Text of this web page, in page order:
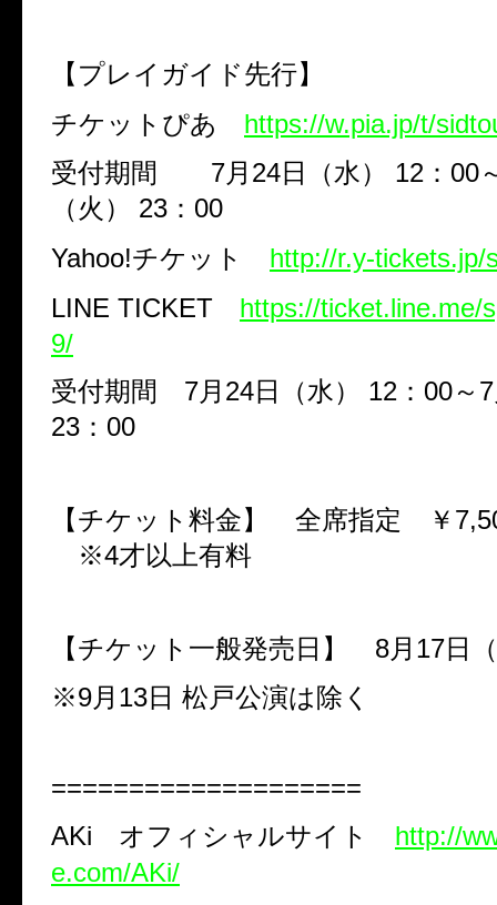
【プレイガイド先行】
チケットぴあ https://w.pia.jp/t/
受付期間 7月 24日（水） 12 ： 00
（火）
23 ： 00
Yahoo!チケット http://r.y-tickets.jp/
LINE TICKET
https://ticket.line.me/
9/
受付期間 7月 24日（水） 12 ： 00～ 7
23 ： 00
【チケット料金】 全席指定 ￥
※4才以上有料
【チケット一般発売日】 8月 17日
※9月 13日 松戸公演は除く
====================
AKi オフィシャルサイト http://
e.com/AKi/